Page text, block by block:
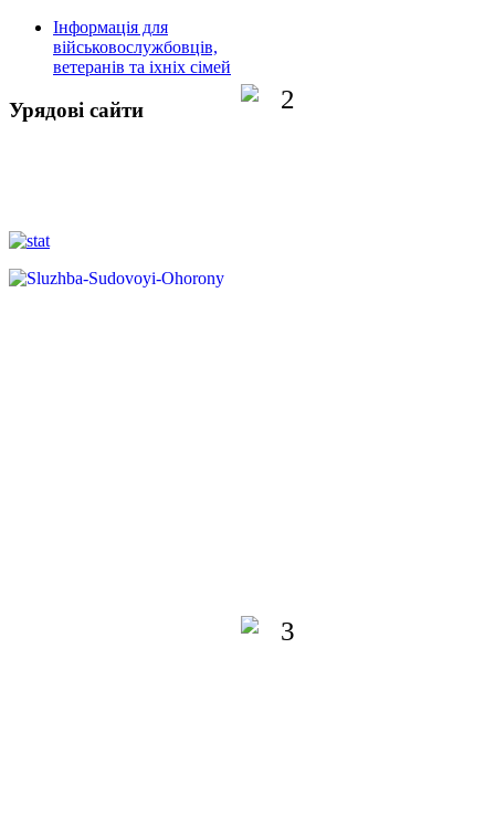
Інформація для
військовослужбовців,
ветеранів та іхніх сімей
Урядові сайти